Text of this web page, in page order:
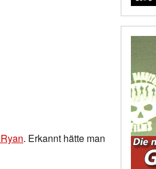
. Erkannt hätte man